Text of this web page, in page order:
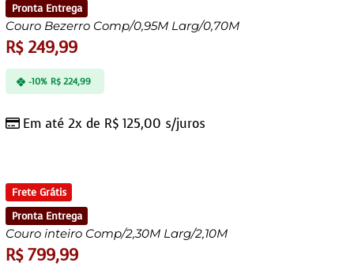
Pronta Entrega
Couro Bezerro Comp/0,95M Larg/0,70M
R$249,99
Em até 2x de R$ 125,00 s/juros
-10% R$224,99
Frete Grátis
Pronta Entrega
Couro inteiro Comp/2,30M Larg/2,10M
R$799,99